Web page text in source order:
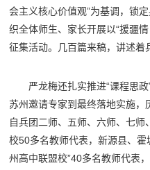
会主义核心价值观”为基调，锁
织全体师生、家长开展以“援疆
征集活动。几百篇来稿，讲述着
严龙梅还扎实推进“课程思
苏州邀请专家到最终落地实施
自兵团二师、五师、六师、七
校50多名教师代表，新源县、
州高中联盟校”40多名教师代表